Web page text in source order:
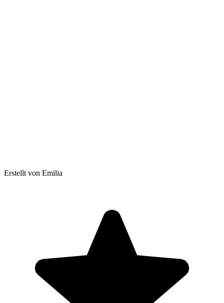
Erstellt von Emilia